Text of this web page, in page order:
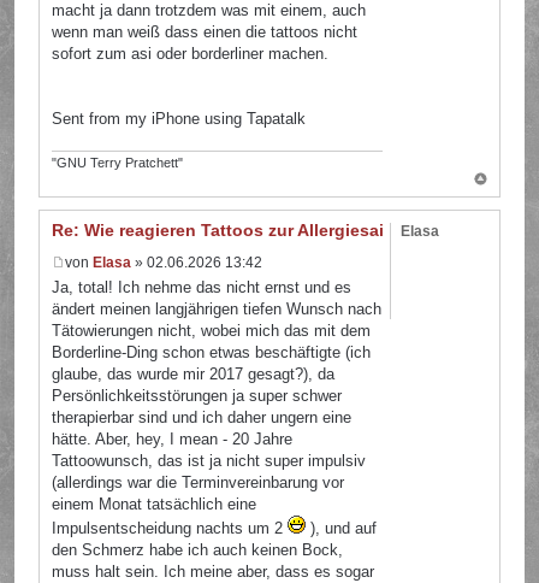
macht ja dann trotzdem was mit einem, auch
wenn man weiß dass einen die tattoos nicht
sofort zum asi oder borderliner machen.
Sent from my iPhone using Tapatalk
"GNU Terry Pratchett"
Re: Wie reagieren Tattoos zur Allergiesaison?
von Elasa » 02.06.2026 13:42
Ja, total! Ich nehme das nicht ernst und es
ändert meinen langjährigen tiefen Wunsch nach
Tätowierungen nicht, wobei mich das mit dem
Borderline-Ding schon etwas beschäftigte (ich
glaube, das wurde mir 2017 gesagt?), da
Persönlichkeitsstörungen ja super schwer
therapierbar sind und ich daher ungern eine
hätte. Aber, hey, I mean - 20 Jahre
Tattoowunsch, das ist ja nicht super impulsiv
(allerdings war die Terminvereinbarung vor
einem Monat tatsächlich eine
Impulsentscheidung nachts um 2
), und auf
den Schmerz habe ich auch keinen Bock,
muss halt sein. Ich meine aber, dass es sogar
Elasa